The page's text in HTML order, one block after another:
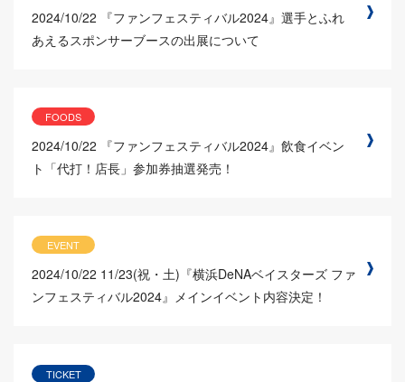
2024/10/22
『ファンフェスティバル2024』選手とふれ
あえるスポンサーブースの出展について
FOODS
2024/10/22
『ファンフェスティバル2024』飲食イベン
ト「代打！店長」参加券抽選発売！
EVENT
2024/10/22 11/23(祝・土)『横浜DeNAベイスターズ ファ
ンフェスティバル2024』メインイベント内容決定！
TICKET